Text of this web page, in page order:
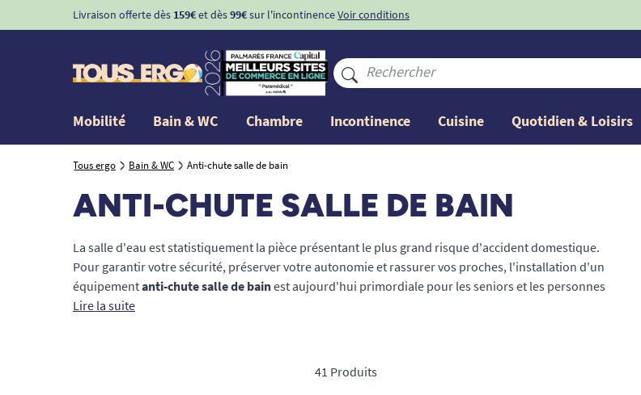
Livraison offerte dès 159€et dès99€sur l'incontinenceVoir conditions
Mobilité Bain & WC Chambre Incontinence Cuisine Quotidien & Loisirs
Tous ergo Bain & WC Anti-chute salle de bain
ANTI-CHUTE SALLE DE BAIN
La salle d'eau est statistiquement la pièce présentant le plus grand risque d'accident domestique.
Pour garantir votre sécurité, préserver votre autonomie et rassurer vos proches, l'installation d'un
équipementanti-chute salle de bainest aujourd'hui primordiale pour les seniors et les personnes
à mobilité réduite (PMR). Notre sélection rigoureuse de matériel médical et d'aides techniques vous
avec des solutions ergonomiques, fiables et parfaitement adaptées à vos besoins de mobilité.
Lire la suite
41 Produits